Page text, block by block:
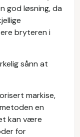
god løsning, da
bryteren i
sånn at
markise,
en
kan være
for